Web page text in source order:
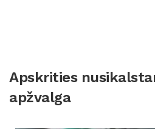
Apskrities
apžvalga